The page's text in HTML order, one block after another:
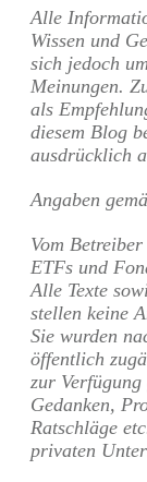
Alle
Wissen und
sich jedoch
Meinungen.
als
diesem Blog
ausdrücklich
Angaben
Vom
ETFs und
Alle Texte
stellen keine
Sie wurden
öffentlich
zur
Gedanken,
Ratschläge
privaten